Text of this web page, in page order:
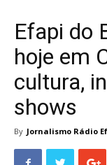
Efapi do
hoje em
cultura,
shows
By Jornalismo Rádio